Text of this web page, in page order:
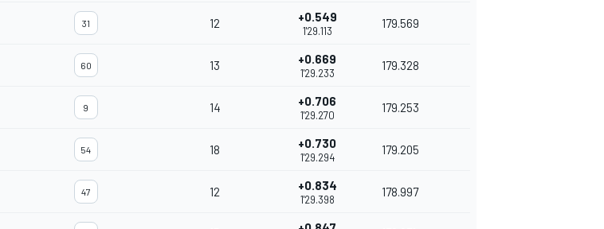
31 12 +0.549
1'29.113
179.569
60 13 +0.669
1'29.233
179.328
9 14 +0.706
1'29.270
179.253
54 18 +0.730
1'29.294
179.205
47 12 +0.834
1'29.398
178.997